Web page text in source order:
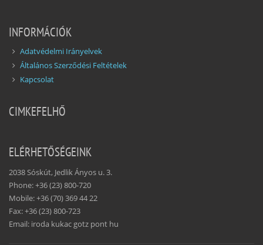
INFORMÁCIÓK
Adatvédelmi Irányelvek
Általános Szerződési Feltételek
Kapcsolat
CIMKEFELHŐ
ELÉRHETŐSÉGEINK
2038 Sóskút, Jedlik Ányos u. 3.
Phone: +36 (23) 800-720
Mobile: +36 (70) 369 44 22
Fax: +36 (23) 800-723
Email: iroda kukac gotz pont hu